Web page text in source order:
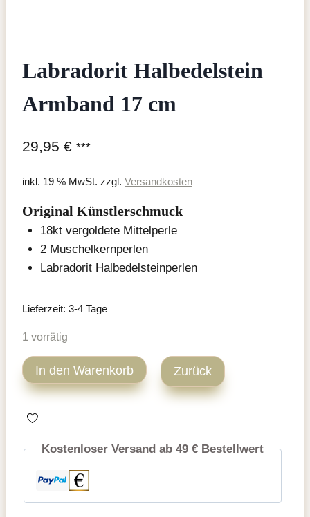
Labradorit Halbedelstein
Armband 17 cm
29,95 € ***
inkl. 19 % MwSt. zzgl. Versandkosten
Original Künstlerschmuck
18kt vergoldete Mittelperle
2 Muschelkernperlen
Labradorit Halbedelsteinperlen
Lieferzeit: 3-4 Tage
1 vorrätig
Labradorit
Halbedelstein
17
In den Warenkorb Zurück
Kostenloser Versand ab 49 € Bestellwert